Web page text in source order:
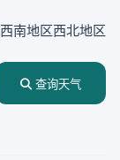
西南地区西北地区
查询天气